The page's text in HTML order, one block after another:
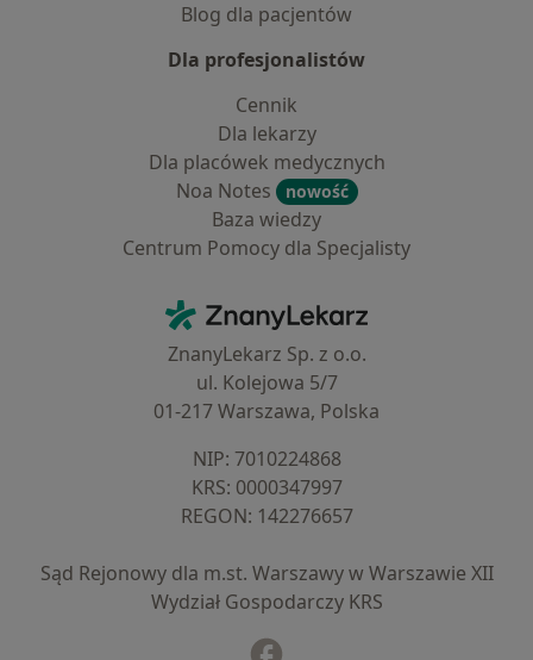
Blog dla pacjentów
Dla profesjonalistów
Cennik
Dla lekarzy
Dla placówek medycznych
Noa Notes
nowość
Baza wiedzy
Centrum Pomocy dla Specjalisty
ZnanyLekarz - Strona główna
ZnanyLekarz Sp. z o.o.
ul. Kolejowa 5/7
01-217 Warszawa, Polska
NIP: ⁠7010224868
KRS: ⁠0000347997
REGON: ⁠142276657
Sąd Rejonowy dla m.st. Warszawy w Warszawie XII
Wydział Gospodarczy KRS